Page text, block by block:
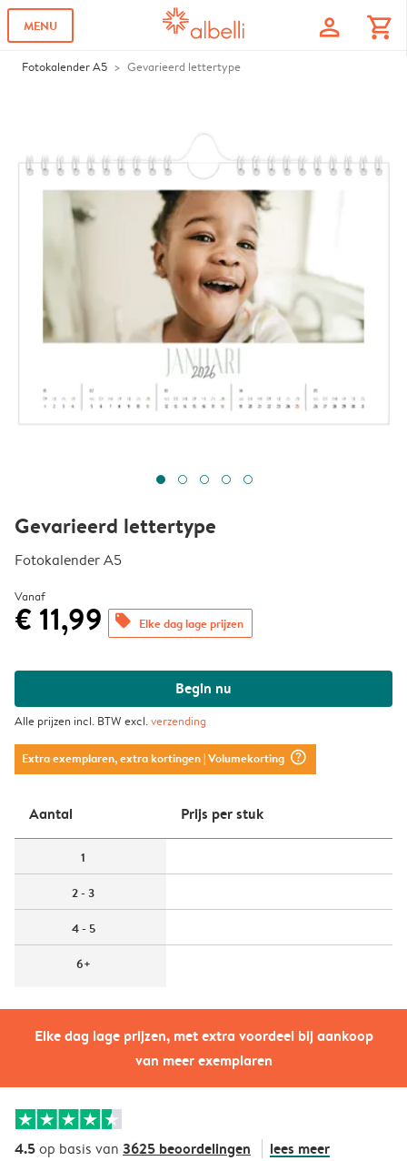
MENU profile shopping_cart
Fotokalender A5 Gevarieerd lettertype
Elke dag lage prijzen, met extra voordeel bij aankoop
van meer exemplaren
Gevarieerd lettertype
Fotokalender A5
Vanaf
€ 11,99 offers Elke dag lage prijzen
Begin nu
Alle prijzen incl. BTW excl.verzending
Extra exemplaren, extra kortingen| Volumekorting question_mark_circle
Aantal Prijs per stuk
1
2 - 3
4 - 5
6+
4.5op basis van 3625 beoordelingen lees meer